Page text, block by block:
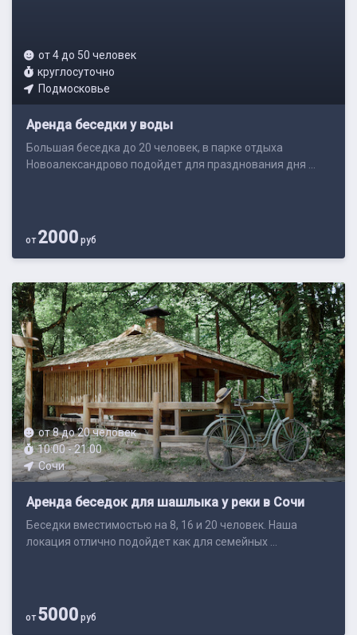
от 4 до 50 человек
круглосуточно
Подмосковье
Аренда беседки у воды
Большая беседка до 20 человек, в парке отдыха
Новоалександрово подойдет для празднования дня ...
от2000 руб
от 8 до 20 человек
10:00 - 21:00
Сочи
Аренда беседок для шашлыка у реки в Сочи
Беседки вместимостью на 8, 16 и 20 человек. Наша
локация отлично подойдет как для семейных ...
от5000 руб